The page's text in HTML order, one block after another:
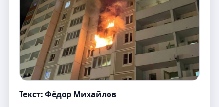
Текст: Фёдор Михайлов